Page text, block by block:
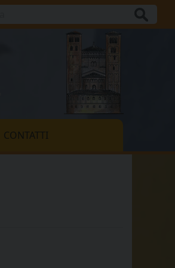
CONTATTI